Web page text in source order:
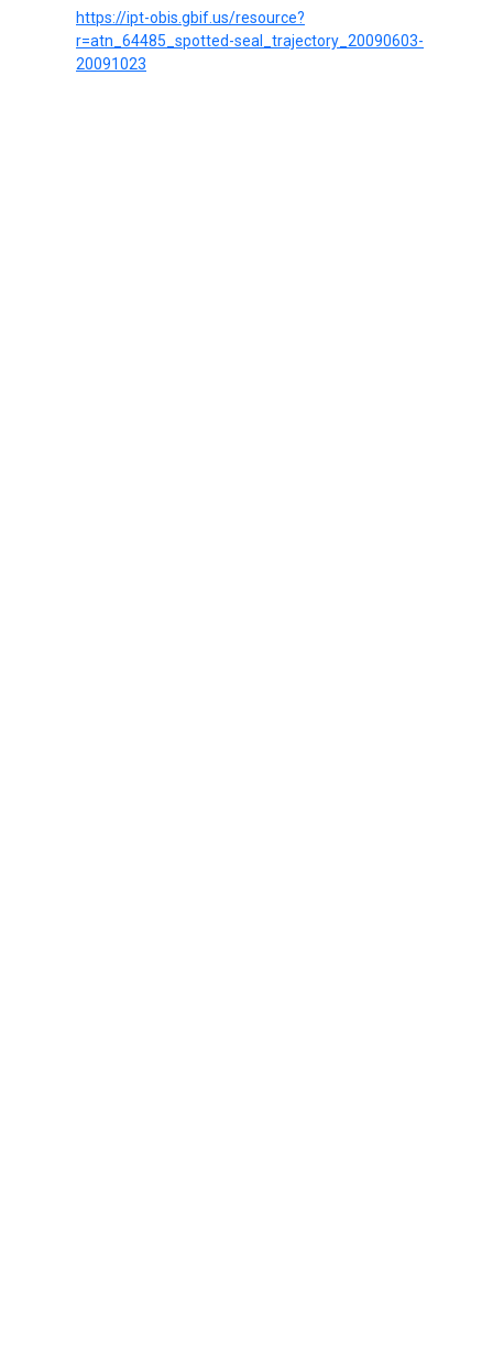
https://ipt-obis.gbif.us/resource?
r=atn_64485_spotted-seal_trajectory_20090603-
20091023